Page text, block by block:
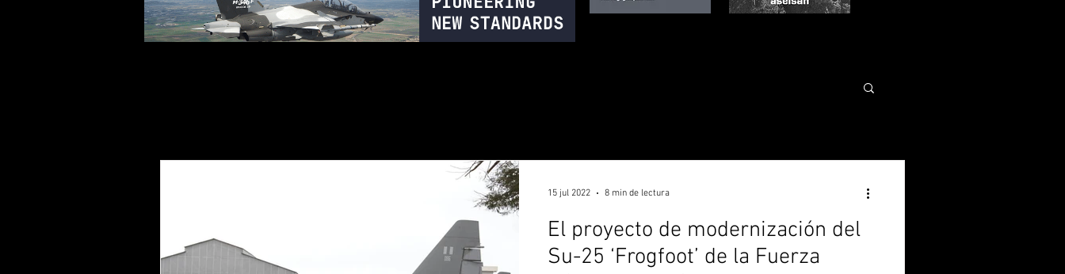
El proyecto de modernización del
Su-25 ‘Frogfoot’ de la Fuerza
15 jul 2022 8 min de lectura